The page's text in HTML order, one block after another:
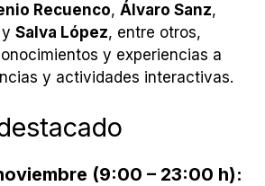
Recuenco, Álvaro Sanz,
y Salva López, entre otros,
y experiencias a
y actividades interactivas.
(9:00 – 23:00 h):